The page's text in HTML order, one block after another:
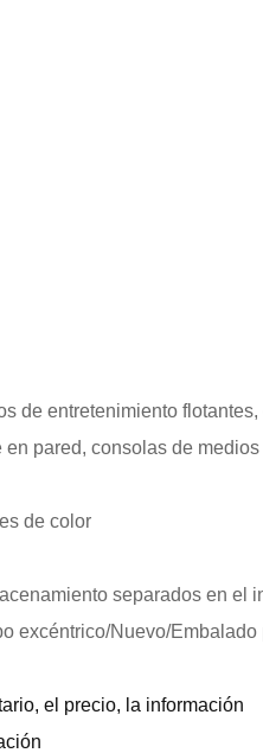
de entretenimiento
en pared, consolas de
de color
separados en el
excéntrico/Nuevo/Embalado
el precio, la información